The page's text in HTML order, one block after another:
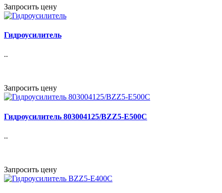
Запросить цену
Гидроусилитель
..
Запросить цену
Гидроусилитель 803004125/BZZ5-E500C
..
Запросить цену